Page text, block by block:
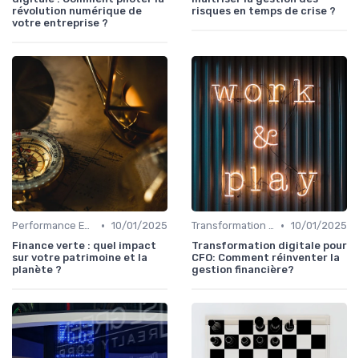
révolution numérique de
votre entreprise ?
risques en temps de crise ?
Performance ESG & finance durable • 10/01/2025
Finance verte : quel impact
sur votre patrimoine et la
planète ?
Transformation de la fonction finance • 10/01/2025
Transformation digitale pour
CFO: Comment réinventer la
gestion financière?